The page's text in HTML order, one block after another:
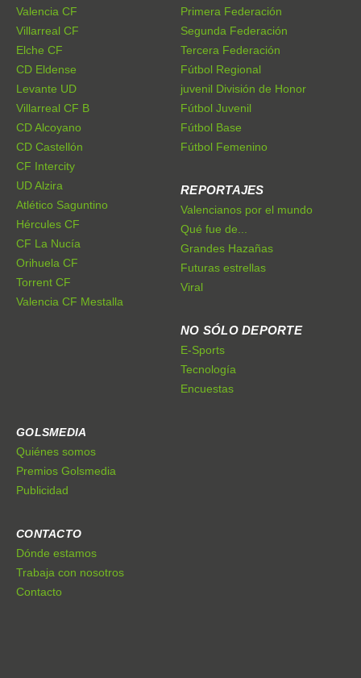
Valencia CF
Villarreal CF
Elche CF
CD Eldense
Levante UD
Villarreal CF B
CD Alcoyano
CD Castellón
CF Intercity
UD Alzira
Atlético Saguntino
Hércules CF
CF La Nucía
Orihuela CF
Torrent CF
Valencia CF Mestalla
Primera Federación
Segunda Federación
Tercera Federación
Fútbol Regional
juvenil División de Honor
Fútbol Juvenil
Fútbol Base
Fútbol Femenino
REPORTAJES
Valencianos por el mundo
Qué fue de...
Grandes Hazañas
Futuras estrellas
Viral
NO SÓLO DEPORTE
E-Sports
Tecnología
Encuestas
GOLSMEDIA
Quiénes somos
Premios Golsmedia
Publicidad
CONTACTO
Dónde estamos
Trabaja con nosotros
Contacto